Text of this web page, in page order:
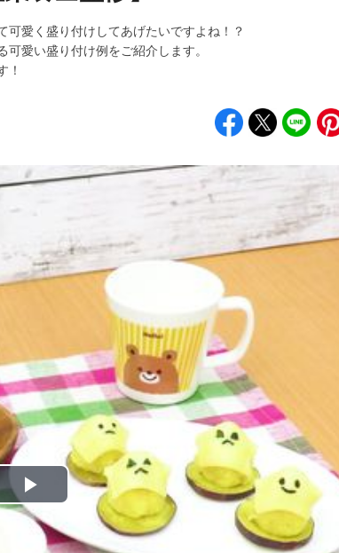
愛く盛り付けしてあげたいですよね！？
愛い盛り付け例をご紹介します。
！
P